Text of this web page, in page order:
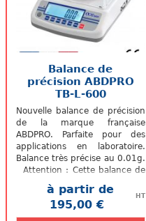
Balance de
précision ABDPRO
TB-L-600
Nouvelle balance de précision
de la marque française
ABDPRO. Parfaite pour des
applications en laboratoire.
Balance très précise au 0.01g.
Attention : Cette balance de
précision est destinée à un...
à partir de
195,00 €
HT